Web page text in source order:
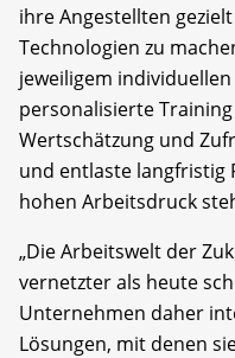
ihre Angestellten
Technologien zu
jeweiligem
personalisierte
Wertschätzung und
und entlaste langfristig
hohen Arbeitsdruck
„Die Arbeitswelt der
vernetzter als heute
Unternehmen daher
Lösungen, mit denen